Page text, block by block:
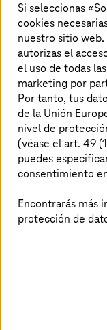
acuerdo de un
Servicios
Equifax, otra
estadounidense,
2017 debido a
que le costó
conciliación. Lee
Las herramientas
haber descubierto
una fase
Si seleccionas
cookies
nuestro sitio
autorizas el
el uso de todas
marketing por
Por tanto, tus
de la Unión
nivel de
(véase el art. 49
puedes
consentimiento
Encontrarás más
protección de